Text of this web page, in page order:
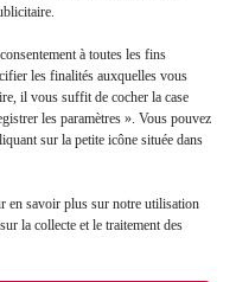
à toutes les fins
les finalités auxquelles vous
il vous suffit de cocher la case
les paramètres ». Vous pouvez
sur la petite icône située dans
en savoir plus sur notre utilisation
la collecte et le traitement des
traitées en accord
du site*
lesconditions